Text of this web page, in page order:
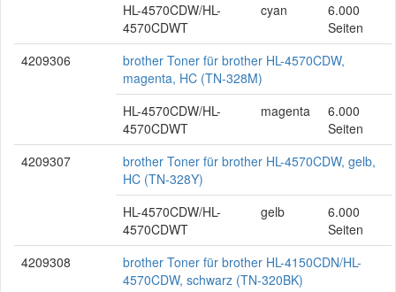
HL-4570CDW/HL-
4570CDWT
cyan
6.000
Seiten
4209306
brother Toner für brother HL-4570CDW,
magenta, HC (TN-328M)
HL-4570CDW/HL-
4570CDWT
magenta
6.000
Seiten
4209307
brother Toner für brother HL-4570CDW, gelb,
HC (TN-328Y)
HL-4570CDW/HL-
4570CDWT
gelb
6.000
Seiten
4209308
brother Toner für brother HL-4150CDN/HL-
4570CDW, schwarz (TN-320BK)